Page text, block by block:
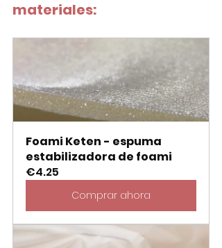
materiales:
Foami Keten - espuma
estabilizadora de foami
€4.25
Comprar ahora